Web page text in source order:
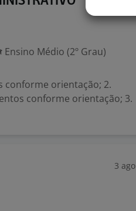
Ensino Médio (2º Grau)
conforme orientação; 2.
conforme orientação; 3.
3 ago